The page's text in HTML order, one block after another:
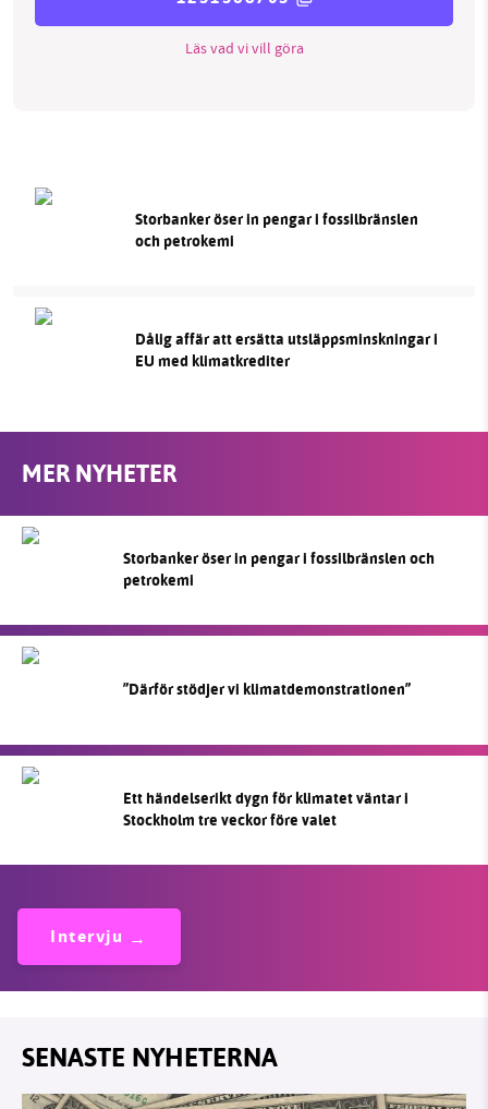
Läs vad vi vill göra
Storbanker öser in pengar i fossilbränslen
och petrokemi
Dålig affär att ersätta utsläppsminskningar i
EU med klimatkrediter
MER NYHETER
Storbanker öser in pengar i fossilbränslen och
petrokemi
”Därför stödjer vi klimatdemonstrationen”
Ett händelserikt dygn för klimatet väntar i
Stockholm tre veckor före valet
Intervju
SENASTE NYHETERNA